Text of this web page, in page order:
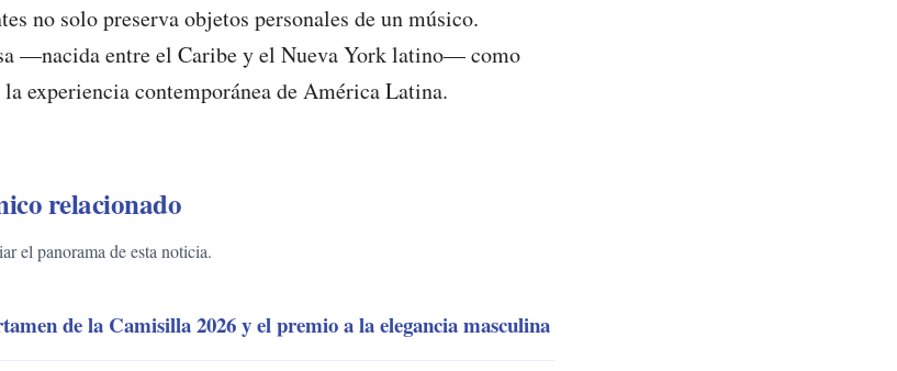
no solo preserva objetos personales de un músico.
—nacida entre el Caribe y el Nueva York latino— como
experiencia contemporánea de América Latina.
relacionado
el panorama de esta noticia.
de la Camisilla 2026 y el premio a la elegancia masculina